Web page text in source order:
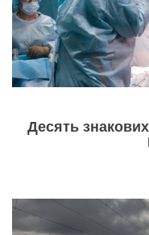
Десять знакових